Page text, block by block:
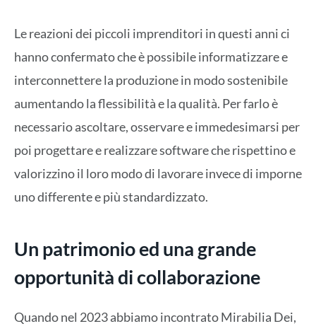
Le reazioni dei piccoli imprenditori in questi anni ci
hanno confermato che è possibile informatizzare e
interconnettere la produzione in modo sostenibile
aumentando la flessibilità e la qualità. Per farlo è
necessario ascoltare, osservare e immedesimarsi per
poi progettare e realizzare software che rispettino e
valorizzino il loro modo di lavorare invece di imporne
uno differente e più standardizzato.
Un patrimonio ed una grande
opportunità di collaborazione
Quando nel 2023 abbiamo incontrato Mirabilia Dei,